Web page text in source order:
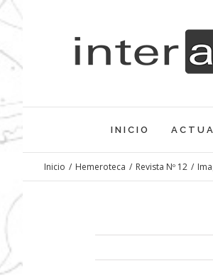
Saltar
contenido
INICIO
Inicio / Hemeroteca / Revista Nº 12 /